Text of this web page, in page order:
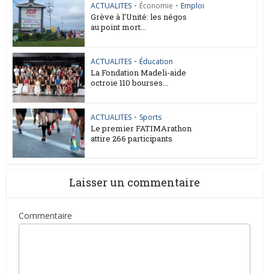
ACTUALITES • Économie • Emploi
Grève à l’Unité: les négos
au point mort...
ACTUALITES • Éducation
La Fondation Madeli-aide
octroie 110 bourses...
ACTUALITES • Sports
Le premier FATIMArathon
attire 266 participants
Laisser un commentaire
Commentaire